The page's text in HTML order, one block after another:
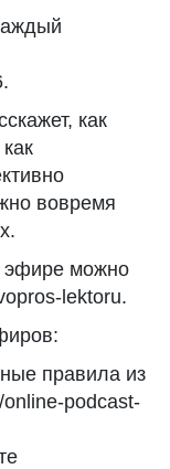
как
вовремя
эфире можно
lektoru.
правила из
podcast-